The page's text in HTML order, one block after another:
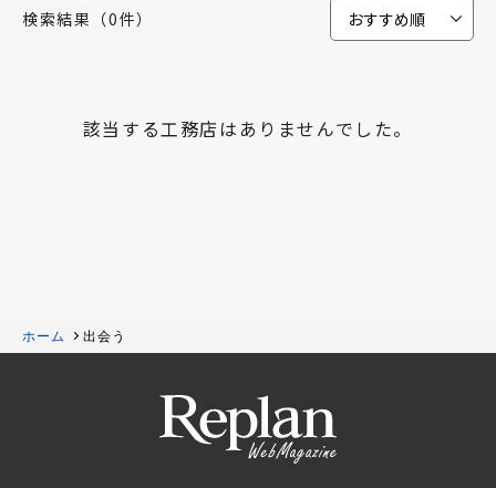
検索結果（0件）
該当する工務店はありませんでした。
ホーム 出会う